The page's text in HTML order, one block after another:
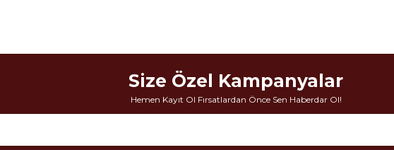
Size Özel Kampanyalar
Hemen Kayıt Ol Fırsatlardan Önce Sen Haberdar Ol!